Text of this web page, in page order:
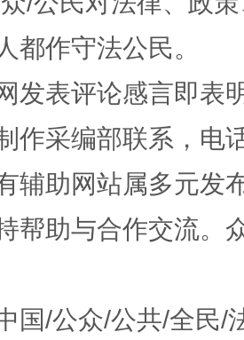
责任有效落实 一纸欠
都作守法公民。
发表评论感言即表
作采编部联系，电
辅助网站属多元发
帮助与合作交流。
国/公众/公共/全民/